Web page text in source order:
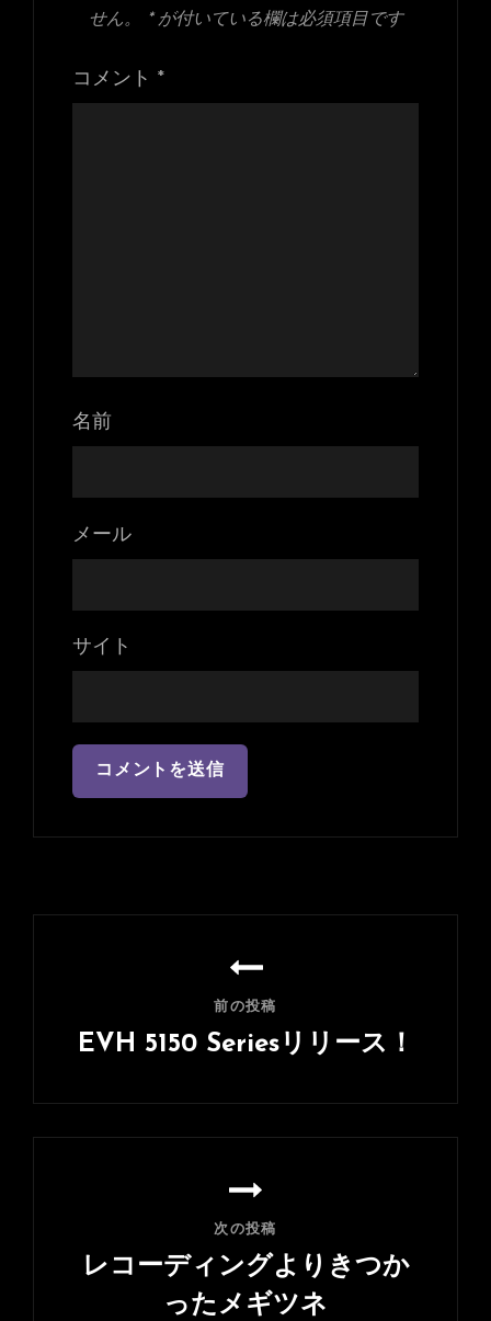
せん。
*が付いている欄は必須項目です
コメント *
名前
メール
サイト
ー
シ
前の投稿
EVH 5150 Seriesリリース！
の
次の投稿
レコーディングよりきつか
ったメギツネ